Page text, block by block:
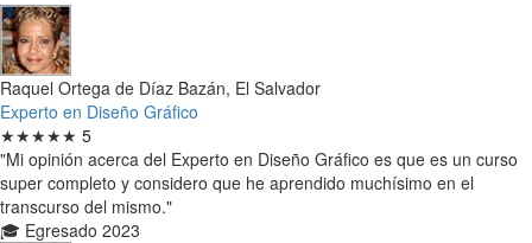
Raquel Ortega de Díaz Bazán, El Salvador
Experto en Diseño Gráfico
★★★★★ 5
"Mi opinión acerca del Experto en Diseño Gráfico es que es un curso
super completo y considero que he aprendido muchísimo en el
transcurso del mismo."
🎓 Egresado 2023